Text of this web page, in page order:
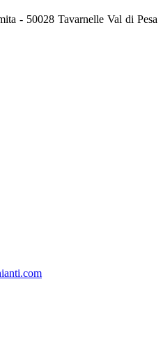
- 50028 Tavarnelle Val di Pesa